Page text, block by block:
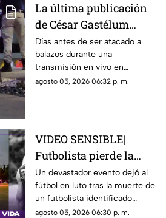
La última publicación
de César Gastélum
antes de ser asesinado
en vivo: Presumía una
"cita fresita"
Días antes de ser atacado a
balazos durante una
transmisión en vivo en
Culiacán, el creador de
agosto 05, 2026 06:32 p. m.
VIDEO SENSIBLE|
Futbolista pierde la
vida tras ser impactado
por un rayo en pleno
partido
Un devastador evento dejó al
fútbol en luto tras la muerte de
un futbolista identificado
cómo Safwan Awae por un
agosto 05, 2026 06:30 p. m.